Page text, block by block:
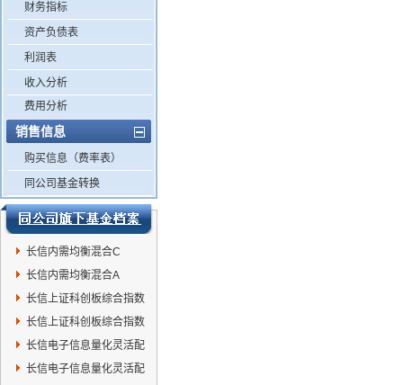
财务指标
资产负债表
利润表
收入分析
费用分析
销售信息
购买信息（费率表）
同公司基金转换
长信内需均衡混合C
长信内需均衡混合A
长信上证科创板综合指数
增强C
长信上证科创板综合指数
增强A
长信电子信息量化灵活配
置混合C
长信电子信息量化灵活配